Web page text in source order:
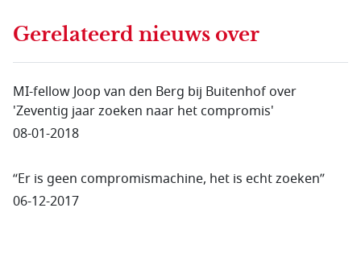
Gerelateerd nieuws over
MI-fellow Joop van den Berg bij Buitenhof over
'Zeventig jaar zoeken naar het compromis'
08-01-2018
“Er is geen compromismachine, het is echt zoeken”
06-12-2017